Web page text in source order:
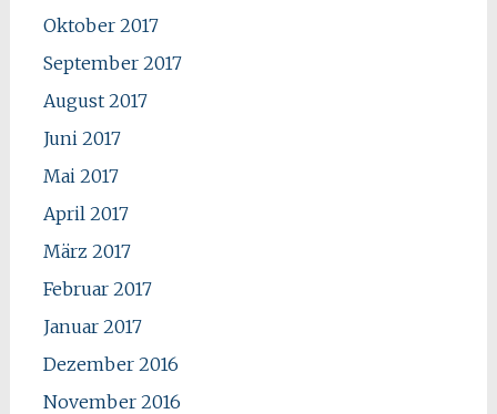
Oktober 2017
September 2017
August 2017
Juni 2017
Mai 2017
April 2017
März 2017
Februar 2017
Januar 2017
Dezember 2016
November 2016